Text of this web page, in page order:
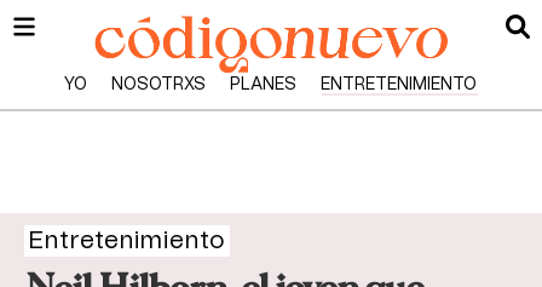
YO NOSOTRXS PLANES ENTRETENIMIENTO
Entretenimiento